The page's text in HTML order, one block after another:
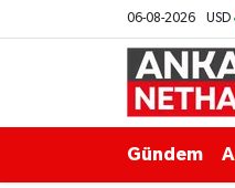
06-08-2026 USD
Gündem
Ankara Hava